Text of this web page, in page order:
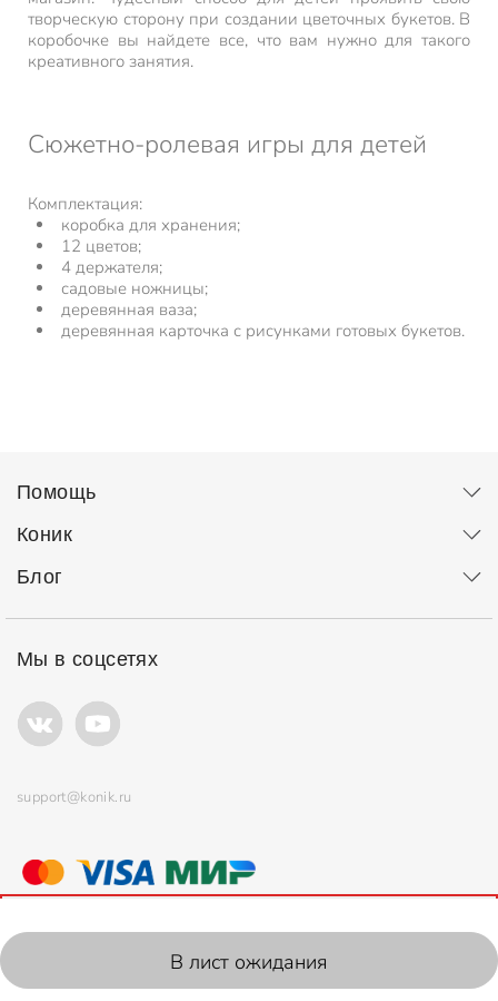
В лист ожидания
творческую сторону при создании цветочных букетов. В
коробочке вы найдете все, что вам нужно для такого
креативного занятия.
Сюжетно-ролевая игры для детей
Комплектация:
коробка для хранения;
12 цветов;
4 держателя;
садовые ножницы;
деревянная ваза;
деревянная карточка с рисунками готовых букетов.
Помощь
Коник
Блог
Мы в соцсетях
support@konik.ru